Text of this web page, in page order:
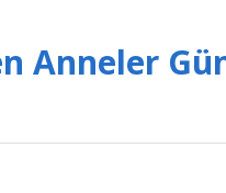
Anneler